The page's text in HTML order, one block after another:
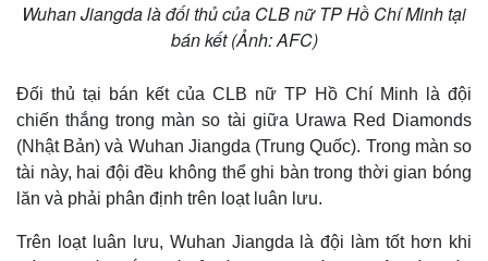
Wuhan Jiangda là đối thủ của CLB nữ TP Hồ Chí Minh tại
bán kết (Ảnh: AFC)
Đối thủ tại bán kết của CLB nữ TP Hồ Chí Minh là đội
chiến thắng trong màn so tài giữa Urawa Red Diamonds
(Nhật Bản) và Wuhan Jiangda (Trung Quốc). Trong màn so
tài này, hai đội đều không thể ghi bàn trong thời gian bóng
lăn và phải phân định trên loạt luân lưu.
Trên loạt luân lưu, Wuhan Jiangda là đội làm tốt hơn khi